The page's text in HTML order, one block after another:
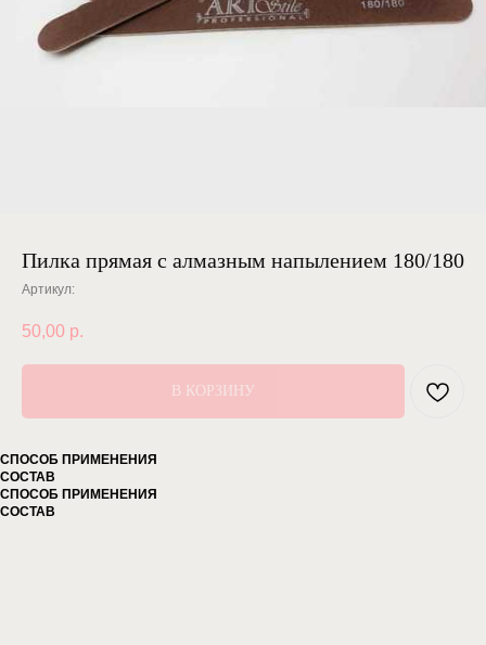
Пилка прямая с алмазным напылением 180/180
Артикул:
50,00 р.
В КОРЗИНУ
СПОСОБ ПРИМЕНЕНИЯ
СОСТАВ
СПОСОБ ПРИМЕНЕНИЯ
СОСТАВ